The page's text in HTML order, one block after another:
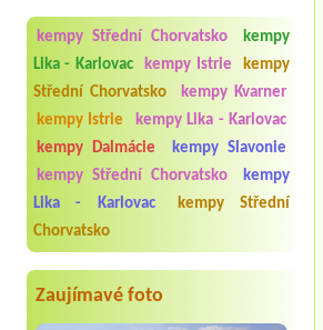
kempy Střední Chorvatsko
kempy
Lika - Karlovac
kempy Istrie
kempy
Střední Chorvatsko
kempy Kvarner
kempy Istrie
kempy Lika - Karlovac
kempy Dalmácie
kempy Slavonie
kempy Střední Chorvatsko
kempy
Lika - Karlovac
kempy Střední
Chorvatsko
Zaujímavé foto